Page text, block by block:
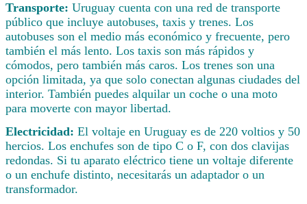
Transporte: Uruguay cuenta con una red de transporte
público que incluye autobuses, taxis y trenes. Los
autobuses son el medio más económico y frecuente, pero
también el más lento. Los taxis son más rápidos y
cómodos, pero también más caros. Los trenes son una
opción limitada, ya que solo conectan algunas ciudades del
interior. También puedes alquilar un coche o una moto
para moverte con mayor libertad.
Electricidad: El voltaje en Uruguay es de 220 voltios y 50
hercios. Los enchufes son de tipo C o F, con dos clavijas
redondas. Si tu aparato eléctrico tiene un voltaje diferente
o un enchufe distinto, necesitarás un adaptador o un
transformador.